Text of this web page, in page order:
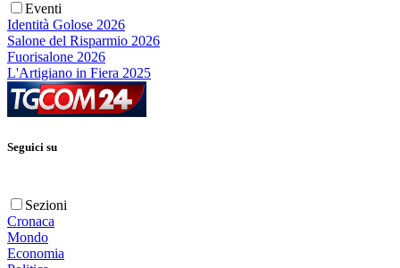
Eventi
Identità Golose 2026
Salone del Risparmio 2026
Fuorisalone 2026
L'Artigiano in Fiera 2025
Seguici su
Sezioni
Cronaca
Mondo
Economia